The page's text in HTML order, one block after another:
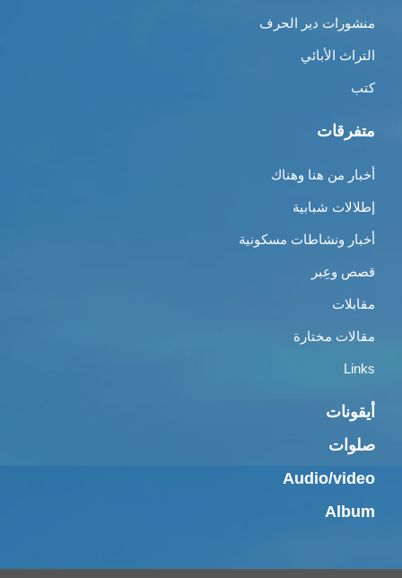
منشورات دير الحرف
التراث الأبائي
كتب
متفرقات
أخبار من هنا وهناك
إطلالات شبابية
أخبار ونشاطات مسكونية
قصص وعِبر
مقابلات
مقالات مختارة
Links
أيقونات
صلوات
Audio/video
Album